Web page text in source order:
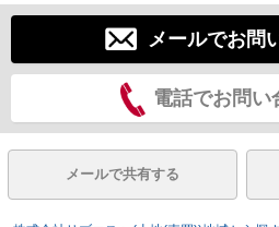
メールでお問
電話でお問い
メールで共有する